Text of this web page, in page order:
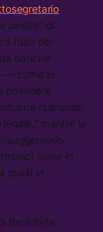
destro” di
l’uso del
banche
— come lo
difendere
ripetendo
mentre la
suggerendo,
siano in
quelli in
Bankitalia